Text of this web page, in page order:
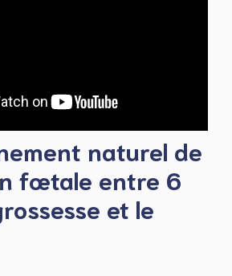
naturel de
fœtale entre 6
et le